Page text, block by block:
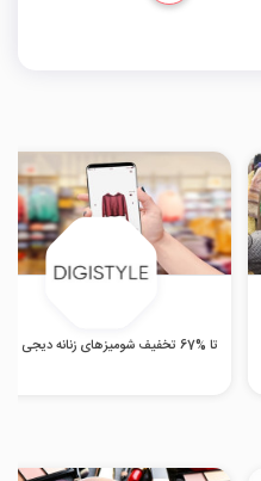
تا %67 تخفیف شومیزهای زنانه دیجی استایل